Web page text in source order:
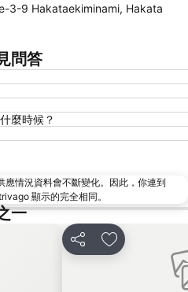
Nakasu-Kawabata Station
Meinohama Station
Minami Fukuoka Station
Chiyo-Kenchoguchi Station
Nishijin Station
3-9 Hakataekiminami, Hakata
問答
麼時候？
應情況資料會不斷變化。因此，你連到
顯示的完全相同。
一
分享 放到收藏夾